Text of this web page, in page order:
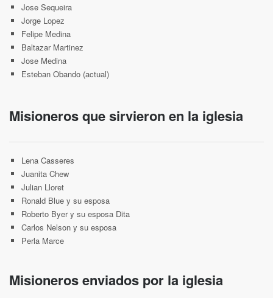
Jose Sequeira
Jorge Lopez
Felipe Medina
Baltazar Martinez
Jose Medina
Esteban Obando (actual)
Misioneros que sirvieron en la iglesia
Lena Casseres
Juanita Chew
Julian Lloret
Ronald Blue y su esposa
Roberto Byer y su esposa Dita
Carlos Nelson y su esposa
Perla Marce
Misioneros enviados por la iglesia